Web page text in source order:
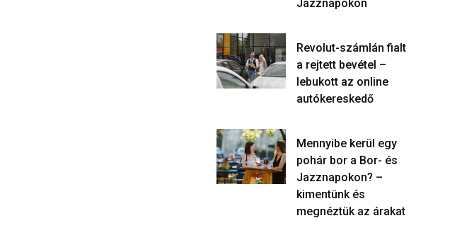
Jazznapokon
Revolut-számlán fialt
a rejtett bevétel –
lebukott az online
autókereskedő
Mennyibe kerül egy
pohár bor a Bor- és
Jazznapokon? –
kimentünk és
megnéztük az árakat